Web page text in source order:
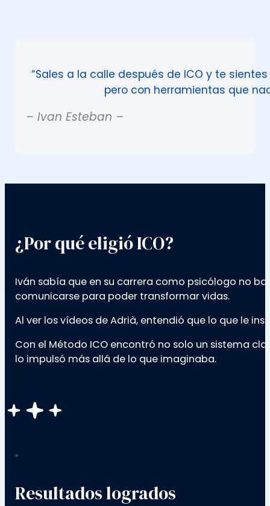
“Sales a la calle después de ICO y te
pero con herramientas que
– Ivan Esteban –
¿Por qué eligió ICO?
Iván sabía que en su carrera como psicólogo no
comunicarse para poder transformar vidas.
Al ver los vídeos de Adrià, entendió que lo que le
Con el Método ICO encontró no solo un sistema
lo impulsó más allá de lo que imaginaba.
Resultados logrados